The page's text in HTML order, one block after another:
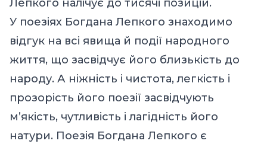
Лепкого налічує до тисячі позицій.
У поезіях Богдана Лепкого знаходимо
відгук на всі явища й події народного
життя, що засвідчує його близькість до
народу. А ніжність і чистота, легкість і
прозорість його поезії засвідчують
м’якість, чутливість і лагідність його
натури. Поезія Богдана Лепкого є